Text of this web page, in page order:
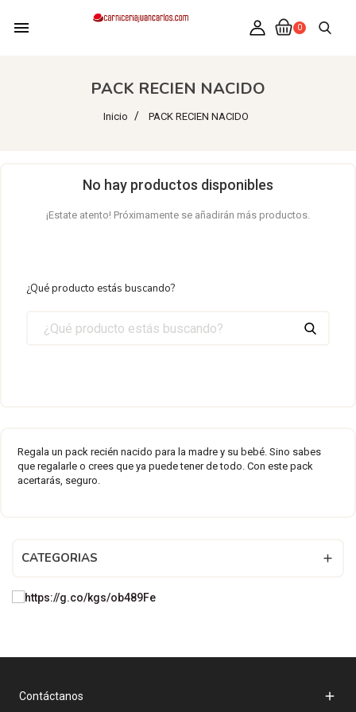
menu 0
PACK RECIEN NACIDO
Inicio PACK RECIEN NACIDO
No hay productos disponibles
¡Estate atento! Próximamente se añadirán más productos.
¿Qué producto estás buscando?
Regala un pack recién nacido para la madre y su bebé. Sino sabes
que regalarle o crees que ya puede tener de todo. Con este pack
acertarás, seguro.
CATEGORIAS 
Contáctanos 